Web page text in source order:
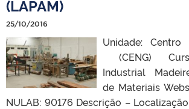
(LAPAM)
25/10/2016
Unidade: Centro
(CENG)
Industrial
de Materiais
NULAB: 90176 Descrição –